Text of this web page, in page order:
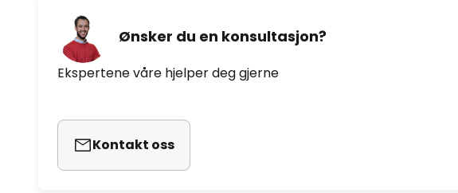
Ønsker du en konsultasjon?
Ekspertene våre hjelper deg gjerne
Kontakt oss